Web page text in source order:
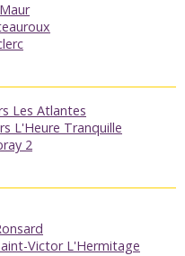
Les Atlantes
L'Heure Tranquille
2
Victor L'Hermitage